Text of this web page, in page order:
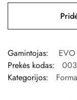
Gamintojas:
EVO
Prekės kodas:
Kategorijos: